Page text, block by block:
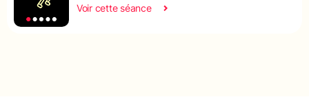
Voir cette séance